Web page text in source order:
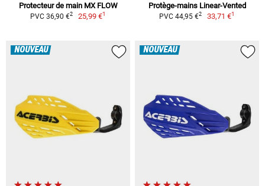
Protecteur de main MX FLOW
PVC 36,90 €2 25,99 €1
Protège-mains Linear-Vented
PVC 44,95 €2 33,71 €1
NOUVEAU NOUVEAU